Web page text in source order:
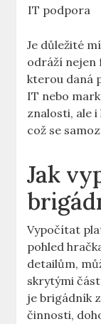
IT podpora
Je důležité
odráží nejen
kterou daná
IT nebo
znalosti, ale
což se
Jak
Vypočítat
pohled
detailům,
skrytými
je brigádník
činnosti,